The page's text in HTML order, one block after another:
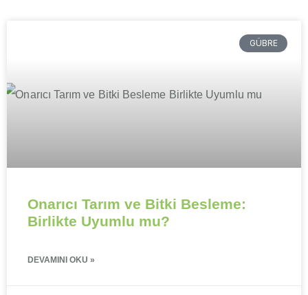
GÜBRE
Onarıcı Tarım ve Bitki Besleme:
Birlikte Uyumlu mu?
DEVAMINI OKU »